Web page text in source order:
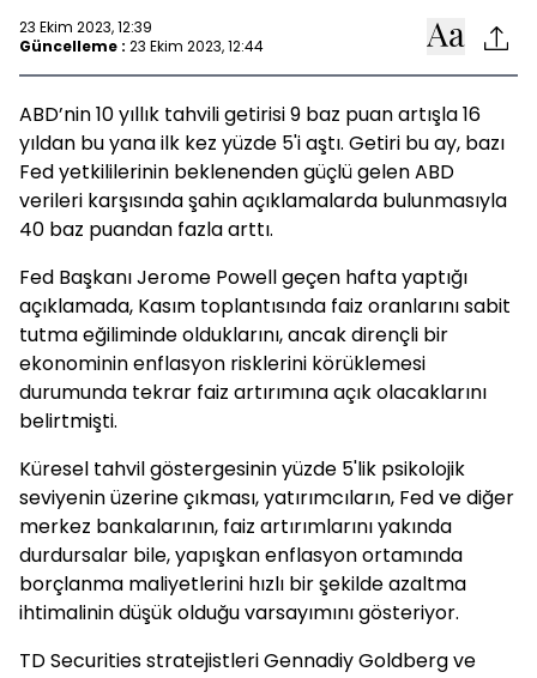
23 Ekim 2023, 12:39
Güncelleme : 23 Ekim 2023, 12:44
ABD’nin 10 yıllık tahvili getirisi 9 baz puan artışla 16
yıldan bu yana ilk kez yüzde 5'i aştı. Getiri bu ay, bazı
Fed yetkililerinin beklenenden güçlü gelen ABD
verileri karşısında şahin açıklamalarda bulunmasıyla
40 baz puandan fazla arttı.
Fed Başkanı Jerome Powell geçen hafta yaptığı
açıklamada, Kasım toplantısında faiz oranlarını sabit
tutma eğiliminde olduklarını, ancak dirençli bir
ekonominin enflasyon risklerini körüklemesi
durumunda tekrar faiz artırımına açık olacaklarını
belirtmişti.
Küresel tahvil göstergesinin yüzde 5'lik psikolojik
seviyenin üzerine çıkması, yatırımcıların, Fed ve diğer
merkez bankalarının, faiz artırımlarını yakında
durdursalar bile, yapışkan enflasyon ortamında
borçlanma maliyetlerini hızlı bir şekilde azaltma
ihtimalinin düşük olduğu varsayımını gösteriyor.
TD Securities stratejistleri Gennadiy Goldberg ve